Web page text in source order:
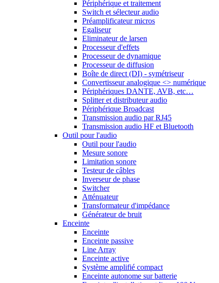
Périphérique et traitement
Switch et sélecteur audio
Préamplificateur micros
Egaliseur
Eliminateur de larsen
Processeur d'effets
Processeur de dynamique
Processeur de diffusion
Boîte de direct (DI) - symétriseur
Convertisseur analogique <> numérique
Périphériques DANTE, AVB, etc…
Splitter et distributeur audio
Périphérique Broadcast
Transmission audio par RJ45
Transmission audio HF et Bluetooth
Outil pour l'audio
Outil pour l'audio
Mesure sonore
Limitation sonore
Testeur de câbles
Inverseur de phase
Switcher
Atténuateur
Transformateur d'impédance
Générateur de bruit
Enceinte
Enceinte
Enceinte passive
Line Array
Enceinte active
Système amplifié compact
Enceinte autonome sur batterie